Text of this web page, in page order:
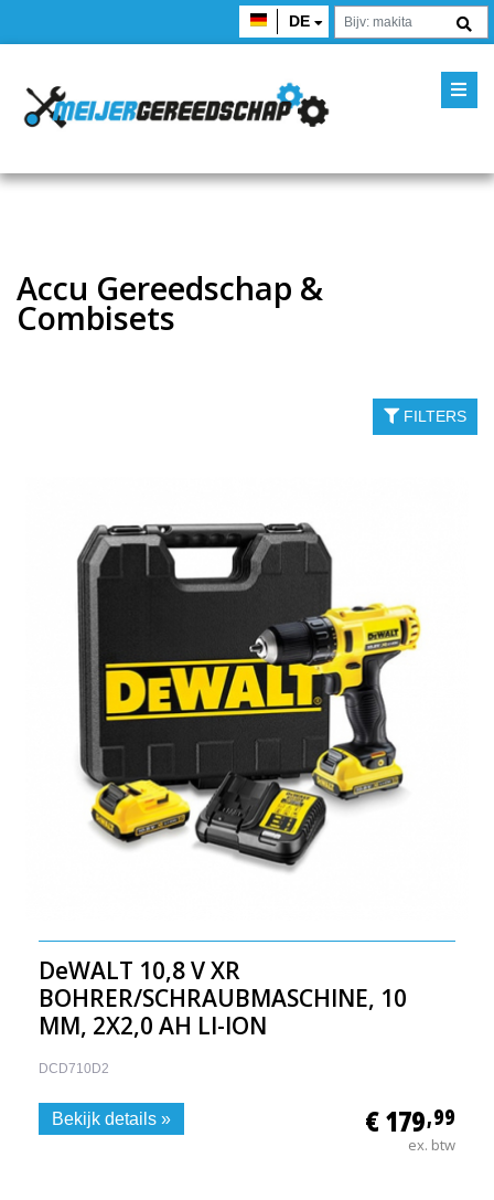
DE
Accu Gereedschap &
Combisets
FILTERS
DeWALT 10,8 V XR
BOHRER/SCHRAUBMASCHINE, 10
MM, 2X2,0 AH LI-ION
DCD710D2
€ 179,99
ex. btw
Bekijk details »